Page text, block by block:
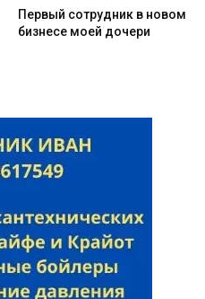
Первый сотрудник в новом
бизнесе моей дочери